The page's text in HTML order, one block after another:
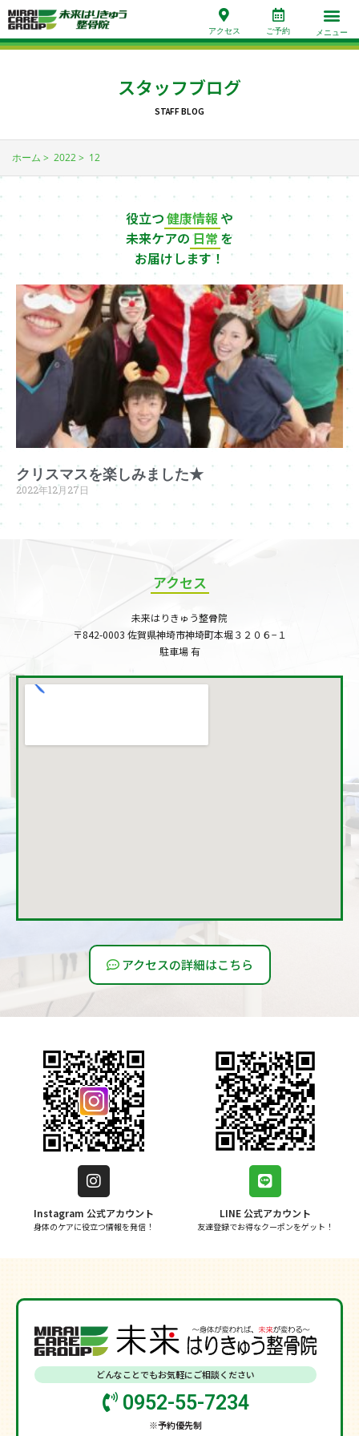
アクセス ご予約 メニュー
スタッフブログ
STAFF BLOG
ホーム 2022 12
役立つ健康情報や
未来ケアの日常 を
お届けします！
クリスマスを楽しみました★
2022年12月27日
アクセス
未来はりきゅう整骨院
〒842-0003 佐賀県神埼市神埼町本堀３２０６−１
駐車場 有
アクセスの詳細はこちら
Instagram 公式アカウント
身体のケアに役立つ情報を発信！
LINE 公式アカウント
友達登録でお得なクーポンをゲット！
どんなことでもお気軽にご相談ください
0952-55-7234
※予約優先制